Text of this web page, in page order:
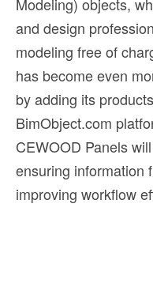
Modeling) objects,
and design
modeling free of
has become even
by adding its
BimObject.com
CEWOOD Panels
ensuring information
improving workflow